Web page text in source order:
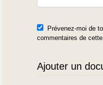
Prévenez-moi de
commentaires de
Ajouter un